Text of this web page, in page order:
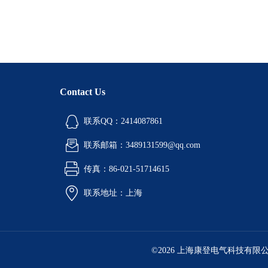
Contact Us
联系QQ：2414087861
联系邮箱：3489131599@qq.com
传真：86-021-51714615
联系地址：上海
©2026 上海康登电气科技有限